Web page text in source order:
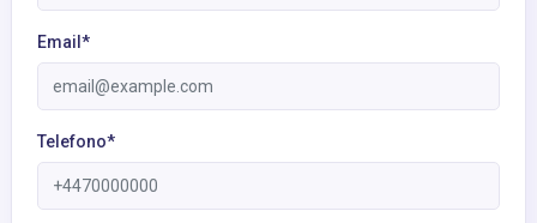
Email*
Telefono*